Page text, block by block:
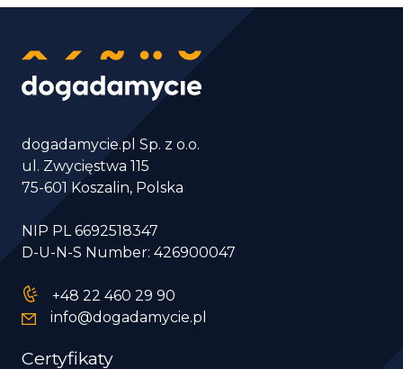
dogadamycie.pl Sp. z o.o.
ul. Zwycięstwa 115
75-601 Koszalin, Polska
NIP PL 6692518347
D-U-N-S Number: 426900047
+48 22 460 29 90
info@dogadamycie.pl
Certyfikaty